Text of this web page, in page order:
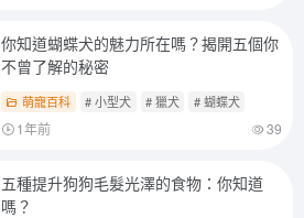
你知道蝴蝶犬的魅力所在嗎？揭開五個你
不曾了解的秘密
萌寵百科 # 小型犬 # 獵犬 # 蝴蝶犬
1年前 39
五種提升狗狗毛髮光澤的食物：你知道
嗎？